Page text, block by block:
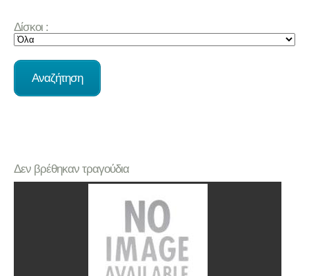
Δίσκοι :
Δεν βρέθηκαν τραγούδια